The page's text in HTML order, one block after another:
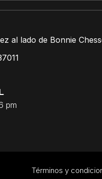
al lado de Bonnie
pm
Términos y